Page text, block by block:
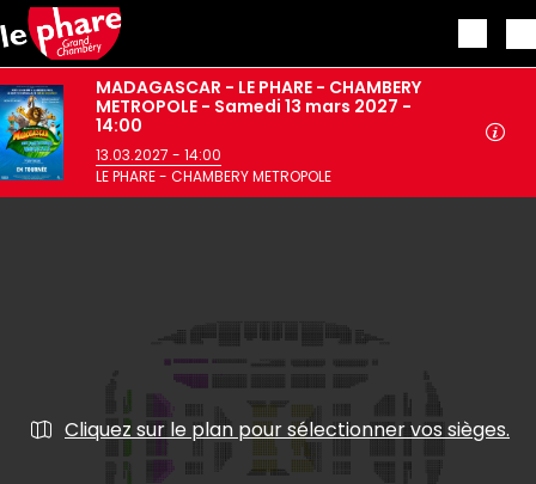
Aller au contenu principal
MADAGASCAR - LE PHARE - CHAMBERY
METROPOLE - Samedi 13 mars 2027 -
14:00
13.03.2027 - 14:00
LE PHARE - CHAMBERY METROPOLE
Cliquez sur le plan pour sélectionner vos sièges.